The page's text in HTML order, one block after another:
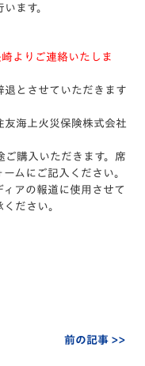
ます。
よりご連絡いたしま
とさせていただきます
海上火災保険株式会社
購入いただきます。席
ムにご記入ください。
アの報道に使用させて
ださい。
前の記事 >>